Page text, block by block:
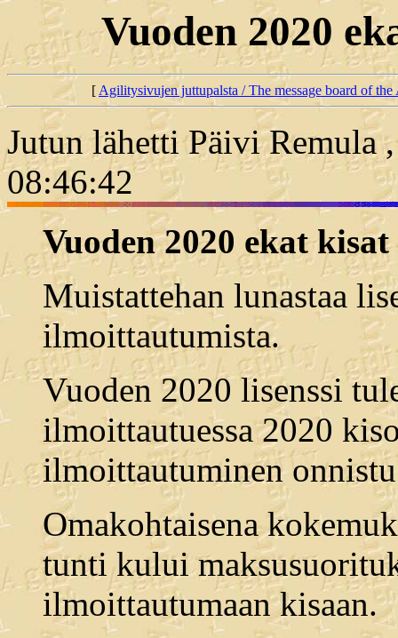
Vuoden 2020
[Agilitysivujen juttupalsta / The message board of
Jutun lähetti Päivi Remula
08:46:42
Vuoden 2020 ekat
Muistattehan lunastaa
ilmoittautumista.
Vuoden 2020 lisenssi
ilmoittautuessa 2020
ilmoittautuminen
Omakohtaisena
tunti kului
ilmoittautumaan kisaan.